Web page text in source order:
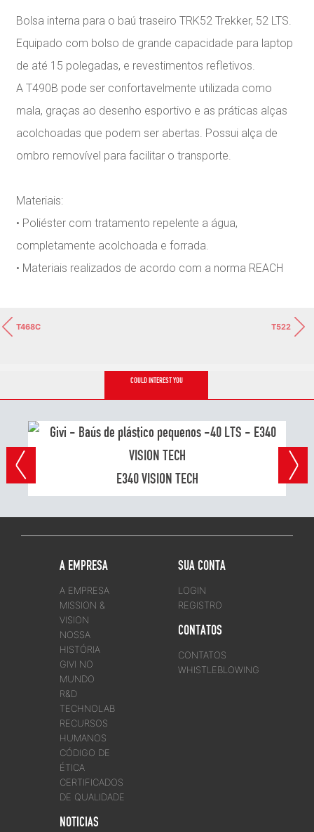
Bolsa interna para o baú traseiro TRK52 Trekker, 52 LTS.
Equipado com bolso de grande capacidade para laptop
de até 15 polegadas, e revestimentos refletivos.
A T490B pode ser confortavelmente utilizada como
mala, graças ao desenho esportivo e as práticas alças
acolchoadas que podem ser abertas. Possui alça de
ombro removível para facilitar o transporte.
Materiais:
• Poliéster com tratamento repelente a água,
completamente acolchoada e forrada.
• Materiais realizados de acordo com a norma REACH
T468C T522
COULD INTEREST YOU
E340 VISION TECH
A EMPRESA
A EMPRESA
MISSION &
VISION
NOSSA
HISTÓRIA
GIVI NO
MUNDO
R&D
TECHNOLAB
RECURSOS
HUMANOS
CÓDIGO DE
ÉTICA
CERTIFICADOS
DE QUALIDADE
NOTICIAS
SUA CONTA
LOGIN
REGISTRO
CONTATOS
CONTATOS
WHISTLEBLOWING